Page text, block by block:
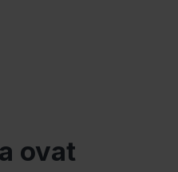
ovat